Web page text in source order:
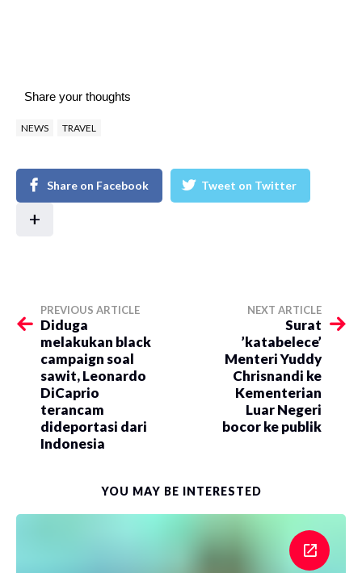
Share your thoughts
NEWS TRAVEL
Share on Facebook Tweet on Twitter
+
PREVIOUS ARTICLE
Diduga
melakukan black
campaign soal
sawit, Leonardo
DiCaprio
terancam
dideportasi dari
Indonesia
NEXT ARTICLE
Surat
’katabelece’
Menteri Yuddy
Chrisnandi ke
Kementerian
Luar Negeri
bocor ke publik
YOU MAY BE INTERESTED